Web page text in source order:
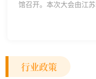
馆召开。本次大会由江
范区生物医药行业协会
行业政策